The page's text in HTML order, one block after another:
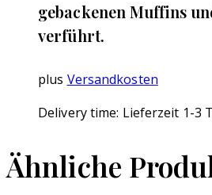
gebackenen Muffins
verführt.
plus Versandkosten
Delivery time: Lieferzeit 1-3
Ähnliche